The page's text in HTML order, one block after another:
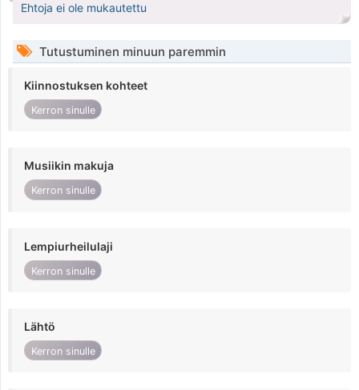
Ehtoja ei ole mukautettu
Tutustuminen minuun paremmin
Kiinnostuksen kohteet
Kerron sinulle
Musiikin makuja
Kerron sinulle
Lempiurheilulaji
Kerron sinulle
Lähtö
Kerron sinulle